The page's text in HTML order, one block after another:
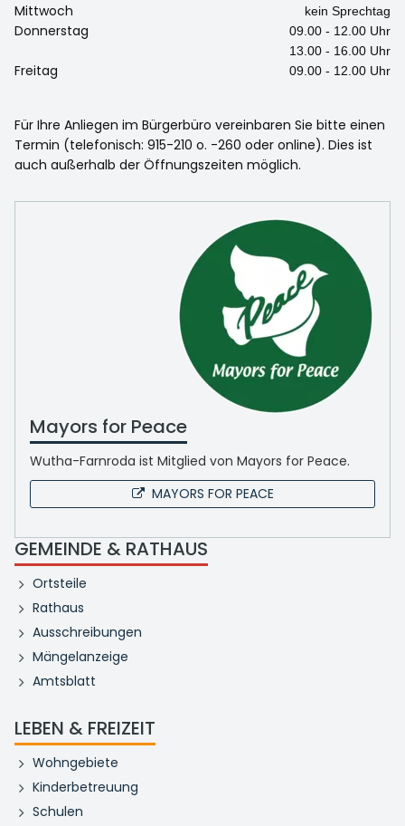
Mittwoch kein Sprechtag
Donnerstag
09.00 - 12.00 Uhr
13.00 - 16.00 Uhr
Freitag 09.00 - 12.00 Uhr
Für Ihre Anliegen im Bürgerbüro vereinbaren Sie bitte einen
Termin (telefonisch: 915-210 o. -260 oder online). Dies ist
auch außerhalb der Öffnungszeiten möglich.
Mayors for Peace
Wutha-Farnroda ist Mitglied von Mayors for Peace.
MAYORS FOR PEACE
GEMEINDE & RATHAUS
Ortsteile
Rathaus
Ausschreibungen
Mängelanzeige
Amtsblatt
LEBEN & FREIZEIT
Wohngebiete
Kinderbetreuung
Schulen